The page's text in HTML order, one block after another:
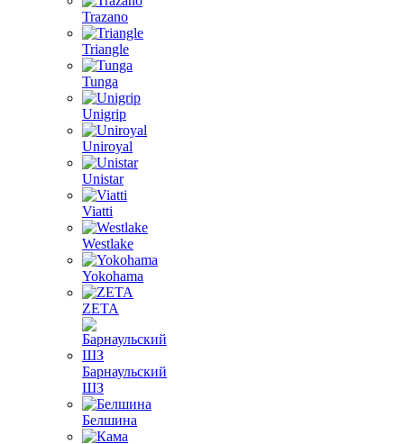
Trazano
Triangle
Tunga
Unigrip
Uniroyal
Unistar
Viatti
Westlake
Yokohama
ZETA
Барнаульский
ШЗ
Белшина